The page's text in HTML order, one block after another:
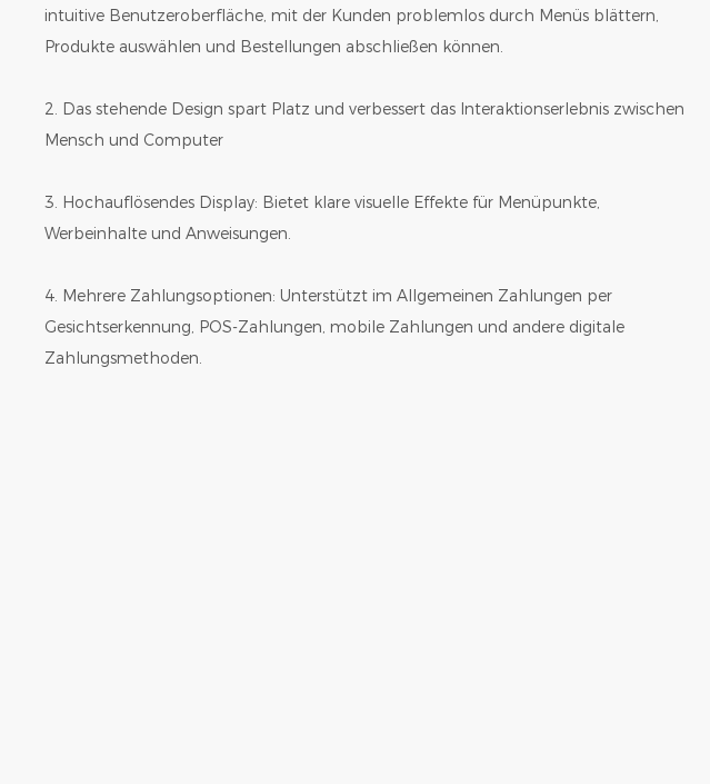
intuitive Benutzeroberfläche, mit der Kunden problemlos durch Menüs blättern,
Produkte auswählen und Bestellungen abschließen können.
2. Das stehende Design spart Platz und verbessert das Interaktionserlebnis zwischen
Mensch und Computer
3. Hochauflösendes Display: Bietet klare visuelle Effekte für Menüpunkte,
Werbeinhalte und Anweisungen.
4. Mehrere Zahlungsoptionen: Unterstützt im Allgemeinen Zahlungen per
Gesichtserkennung, POS-Zahlungen, mobile Zahlungen und andere digitale
Zahlungsmethoden.